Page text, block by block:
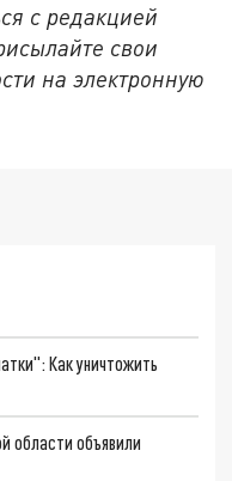
с редакцией
свои
на электронную
Как уничтожить
области объявили